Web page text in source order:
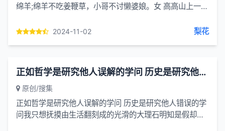
绵羊;绵羊不吃姜鞭草，小哥不讨懒婆娘。女 高高山上一冬
2024-11-02 梨花
正如哲学是研究他人误解的学问 历史是研究他人错误的学问
原创/搜集
正如哲学是研究他人误解的学问 历史是研究他人错误的学
问我只想抚摸由生活翻刻成的光滑的大理石明知是假却用